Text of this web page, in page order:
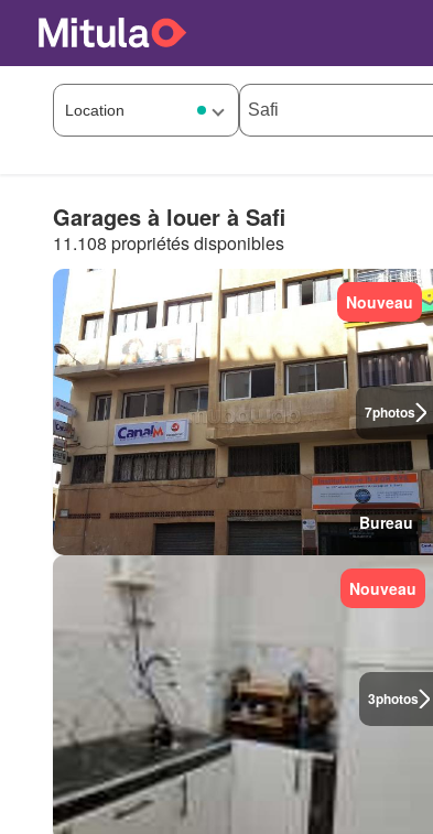
Garages à louer à Safi
11.108 propriétés disponibles
7photos
Nouveau
Bureau
3photos
Nouveau